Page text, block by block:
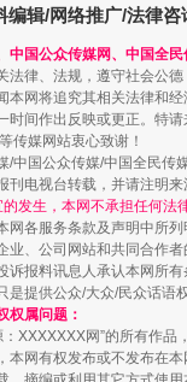
“刷贴”乱象丛生
美国五大"原罪"
编辑/网络推广/法律咨
中国公众传媒网、中国全民
法律、法规，遵守社会公
本网将追究其相关法律和
时间作出反映或更正。特
传媒网站衷心致谢！
/中国公众传媒/中国全民传
刊电视台转载，并请注明来
的发生，本网不承担任何法
网各服务条款及声明中所
业、公司网站和共同合作者
诉报料讯息人承认本网所
是提供公众/大众/民众话语
权属问题：
：XXXXXXX网”的所有作
本网有权发布或不发布在